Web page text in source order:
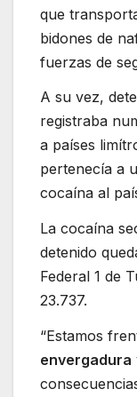
que
bidones de
fuerzas de
A su vez,
registraba
a países
pertenecía a
cocaína al
La cocaína
detenido
Federal 1 de
23.737.
“Estamos
envergadura